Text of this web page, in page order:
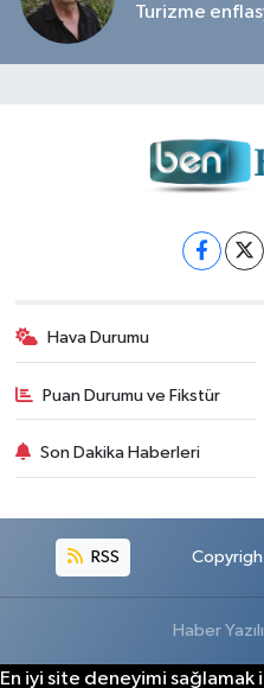
Turizme
Hava Durumu
Puan Durumu ve Fikstür
Son Dakika Haberleri
RSS
Haber
En iyi site deneyimi